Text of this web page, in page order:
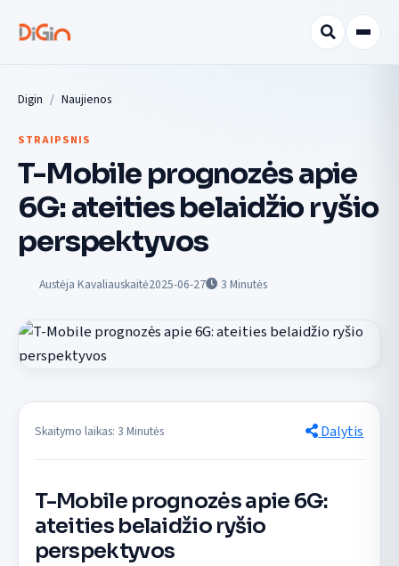
Digin Naujienos
STRAIPSNIS
T-Mobile prognozės apie
6G: ateities belaidžio ryšio
perspektyvos
Austėja Kavaliauskaitė2025-06-27 3 Minutės
Skaitymo laikas: 3 Minutės Dalytis
T-Mobile prognozės apie 6G:
ateities belaidžio ryšio
perspektyvos